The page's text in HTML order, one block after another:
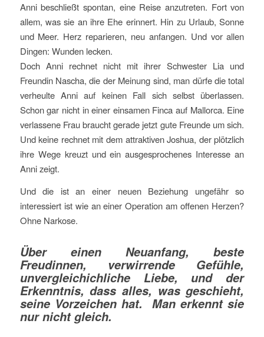
Anni beschließt spontan, eine Reise anzutreten. Fort von
allem, was sie an ihre Ehe erinnert. Hin zu Urlaub, Sonne
und Meer. Herz reparieren, neu anfangen. Und vor allen
Dingen: Wunden lecken.
Doch Anni rechnet nicht mit ihrer Schwester Lia und
Freundin Nascha, die der Meinung sind, man dürfe die total
verheulte Anni auf keinen Fall sich selbst überlassen.
Schon gar nicht in einer einsamen Finca auf Mallorca. Eine
verlassene Frau braucht gerade jetzt gute Freunde um sich.
Und keine rechnet mit dem attraktiven Joshua, der plötzlich
ihre Wege kreuzt und ein ausgesprochenes Interesse an
Anni zeigt.
Und die ist an einer neuen Beziehung ungefähr so
interessiert ist wie an einer Operation am offenen Herzen?
Ohne Narkose.
Über einen Neuanfang, beste
Freudinnen, verwirrende Gefühle,
unvergleichichliche Liebe, und der
Erkenntnis, dass alles, was geschieht,
seine Vorzeichen hat. Man erkennt sie
nur nicht gleich.